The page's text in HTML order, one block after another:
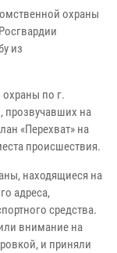
охраны
из
по г.
прозвучавших на
«Перехват» на
происшествия.
находящиеся на
адреса,
средства.
внимание на
и приняли